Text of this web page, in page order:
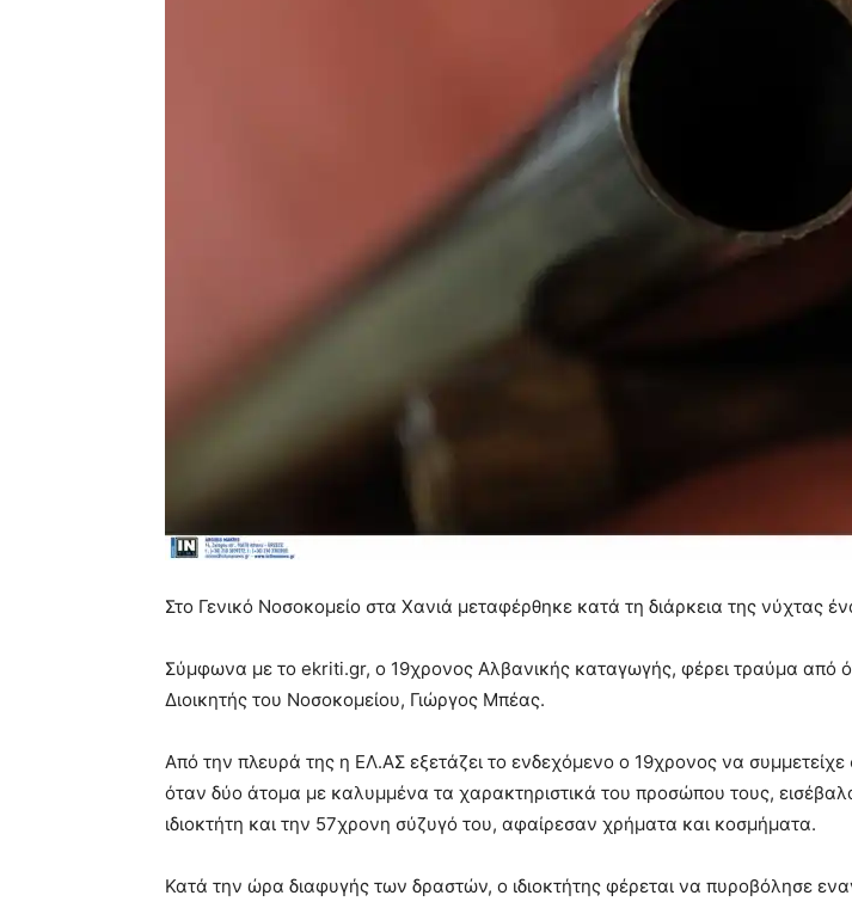
Στο Γενικό Νοσοκομείο στα Χανιά μεταφέρθηκε κατά τη διάρκεια της
Σύμφωνα με το ekriti.gr, ο 19χρονος Αλβανικής καταγωγής, φέρει τραύμα από
Διοικητής του Νοσοκομείου, Γιώργος Μπέας.
Από την πλευρά της η ΕΛ.ΑΣ εξετάζει το ενδεχόμενο ο 19χρονος να
όταν δύο άτομα με καλυμμένα τα χαρακτηριστικά του προσώπου τους,
ιδιοκτήτη και την 57χρονη σύζυγό του, αφαίρεσαν χρήματα και κοσμήματα.
Κατά την ώρα διαφυγής των δραστών, ο ιδιοκτήτης φέρεται να πυροβόλησε